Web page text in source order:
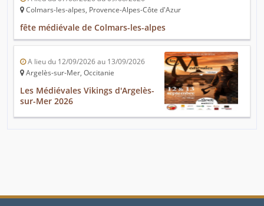
Colmars-les-alpes, Provence-Alpes-Côte d'Azur
fête médiévale de Colmars-les-alpes
A lieu du 12/09/2026 au 13/09/2026
Argelès-sur-Mer, Occitanie
Les Médiévales Vikings d'Argelès-
sur-Mer 2026